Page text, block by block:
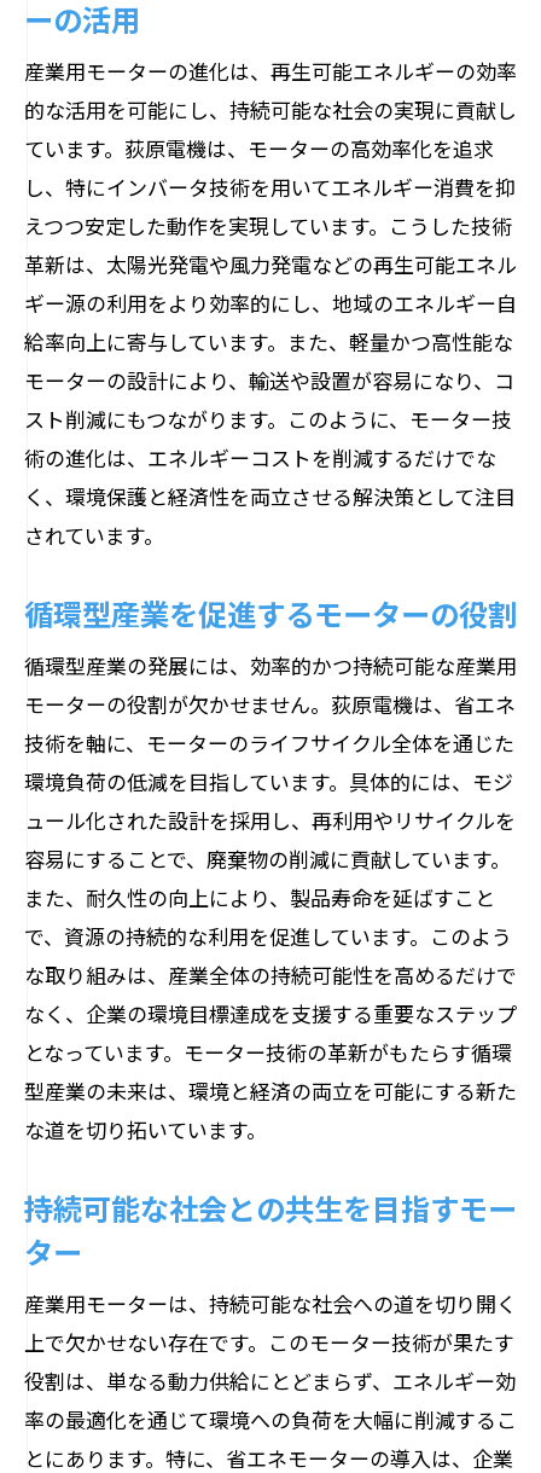
ーの活用
産業用モーターの進化は、再生可能エネルギーの効率
的な活用を可能にし、持続可能な社会の実現に貢献し
ています。荻原電機は、モーターの高効率化を追求
し、特にインバータ技術を用いてエネルギー消費を抑
えつつ安定した動作を実現しています。こうした技術
革新は、太陽光発電や風力発電などの再生可能エネル
ギー源の利用をより効率的にし、地域のエネルギー自
給率向上に寄与しています。また、軽量かつ高性能な
モーターの設計により、輸送や設置が容易になり、コ
スト削減にもつながります。このように、モーター技
術の進化は、エネルギーコストを削減するだけでな
く、環境保護と経済性を両立させる解決策として注目
されています。
循環型産業を促進するモーターの役割
循環型産業の発展には、効率的かつ持続可能な産業用
モーターの役割が欠かせません。荻原電機は、省エネ
技術を軸に、モーターのライフサイクル全体を通じた
環境負荷の低減を目指しています。具体的には、モジ
ュール化された設計を採用し、再利用やリサイクルを
容易にすることで、廃棄物の削減に貢献しています。
また、耐久性の向上により、製品寿命を延ばすこと
で、資源の持続的な利用を促進しています。このよう
な取り組みは、産業全体の持続可能性を高めるだけで
なく、企業の環境目標達成を支援する重要なステップ
となっています。モーター技術の革新がもたらす循環
型産業の未来は、環境と経済の両立を可能にする新た
な道を切り拓いています。
持続可能な社会との共生を目指すモー
ター
産業用モーターは、持続可能な社会への道を切り開く
上で欠かせない存在です。このモーター技術が果たす
役割は、単なる動力供給にとどまらず、エネルギー効
率の最適化を通じて環境への負荷を大幅に削減するこ
とにあります。特に、省エネモーターの導入は、企業